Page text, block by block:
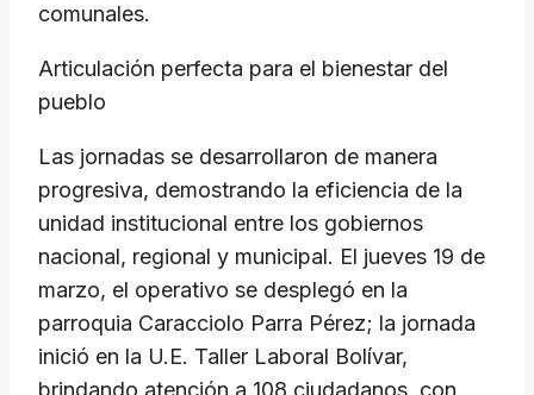
comunales.
​Articulación perfecta para el bienestar del
pueblo
​Las jornadas se desarrollaron de manera
progresiva, demostrando la eficiencia de la
unidad institucional entre los gobiernos
nacional, regional y municipal. El jueves 19 de
marzo, el operativo se desplegó en la
parroquia Caracciolo Parra Pérez; la jornada
inició en la U.E. Taller Laboral Bolívar,
brindando atención a 108 ciudadanos, con